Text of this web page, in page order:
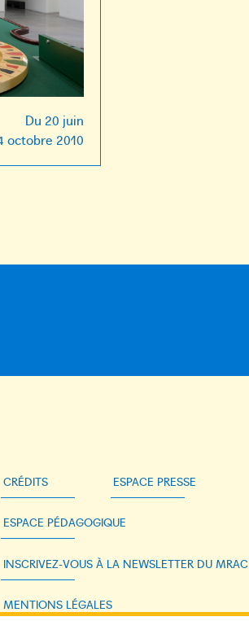
Du 20 juin
octobre 2010
CRÉDITS ESPACE PRESSE
ESPACE PÉDAGOGIQUE
INSCRIVEZ-VOUS À LA NEWSLETTER DU MRAC
MENTIONS LÉGALES